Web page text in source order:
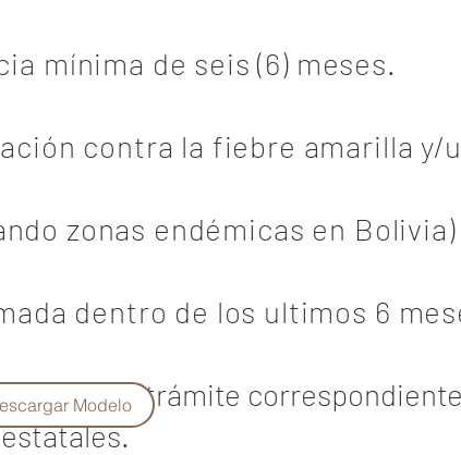
mínima de seis (6) meses.
contra la fiebre amarilla
zonas endémicas en Bolivia)
dentro de los ultimos 6
costo del trámite
Modelo